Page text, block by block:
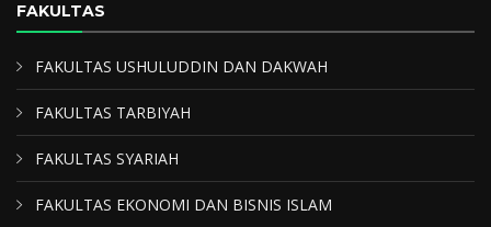
FAKULTAS
FAKULTAS USHULUDDIN DAN DAKWAH
FAKULTAS TARBIYAH
FAKULTAS SYARIAH
FAKULTAS EKONOMI DAN BISNIS ISLAM